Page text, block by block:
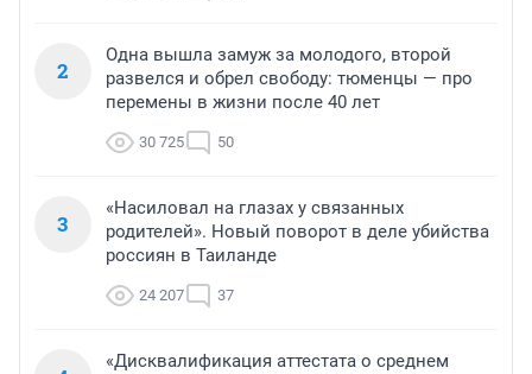
2
Одна вышла замуж за молодого, второй
развелся и обрел свободу: тюменцы — про
перемены в жизни после 40 лет
30 725 50
3
«Насиловал на глазах у связанных
родителей». Новый поворот в деле убийства
россиян в Таиланде
24 207 37
«Дисквалификация аттестата о среднем